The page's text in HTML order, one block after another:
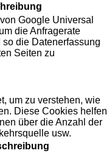
Google Universal
die Anfragerate
die Datenerfassung
Seiten zu
um zu verstehen, wie
Diese Cookies helfen
über die Anzahl der
usw.